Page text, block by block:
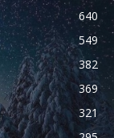
640
549
382
369
321